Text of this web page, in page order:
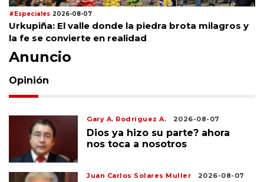
#Especiales 2026-08-07
Urkupiña: El valle donde la piedra brota milagros y
la fe se convierte en realidad
Anuncio
Opinión
Gary A. Rodríguez A. 2026-08-07
Dios ya hizo su parte? ahora
nos toca a nosotros
Juan Carlos Solares Muller 2026-08-07